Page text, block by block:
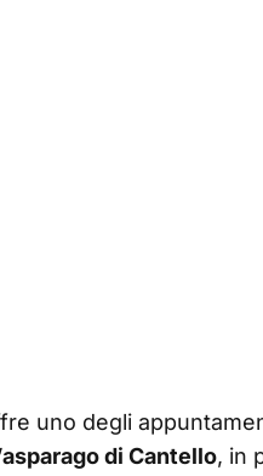
uno degli
di Cantello, in